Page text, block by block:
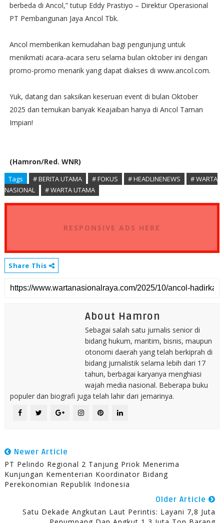
berbeda di Ancol,” tutup Eddy Prastiyo – Direktur Operasional
PT Pembangunan Jaya Ancol Tbk.
Ancol memberikan kemudahan bagi pengunjung untuk
menikmati acara-acara seru selama bulan oktober ini dengan
promo-promo menarik yang dapat diakses di www.ancol.com.
Yuk, datang dan saksikan keseruan event di bulan Oktober
2025 dan temukan banyak Keajaiban hanya di Ancol Taman
Impian!
(Hamron/Red. WNR)
Tags # BERITA UTAMA # FOKUS # HEADLINENEWS
# WARTA
NASIONAL
# WARTA UTAMA
RESPONSIVE ADS HERE
Share This
About Hamron
Sebagai salah satu jurnalis senior di
bidang hukum, maritim, bisnis, maupun
otonomi daerah yang telah berkiprah di
bidang jurnalistik selama lebih dari 17
tahun, berbagai karyanya menghiasi
wajah media nasional. Beberapa buku
populer dan biografi juga telah lahir dari jemarinya.
Newer Article
PT Pelindo Regional 2 Tanjung Priok Menerima
Kunjungan Kementerian Koordinator Bidang
Perekonomian Republik Indonesia
Older Article
Satu Dekade Angkutan Laut Perintis: Layani 7,8 Juta